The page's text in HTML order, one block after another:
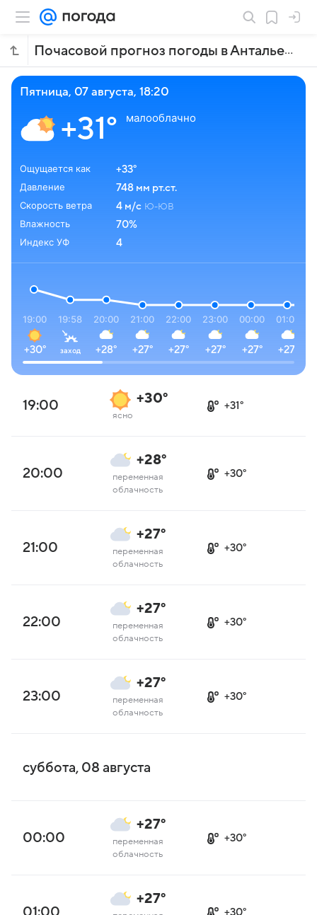
Почасовой прогноз погоды в Анталье
пятница, 07 августа, 18:20
+31° малооблачно
Ощущается как
+33°
Давление
748 мм рт.ст.
Скорость ветра
4 м/с Ю-ЮВ
Влажность
70%
Индекс УФ
4
19:00
+30°
19:58
заход
20:00
+28°
21:00
+27°
22:00
+27°
23:00
+27°
00:00
+27°
01:00
+27°
19:00 +30°
ясно
+31°
20:00
+28°
переменная
облачность
+30°
21:00
+27°
переменная
облачность
+30°
22:00
+27°
переменная
облачность
+30°
23:00
+27°
переменная
облачность
+30°
суббота, 08 августа
00:00
+27°
переменная
облачность
+30°
+27°
+30°